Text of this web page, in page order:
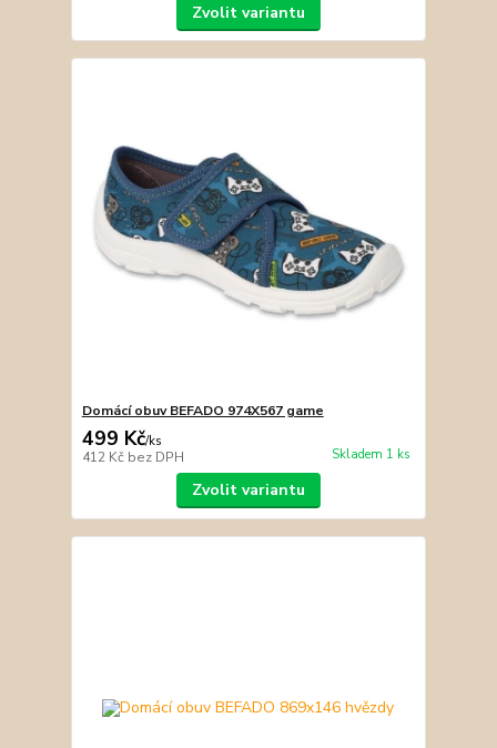
Zvolit variantu
Domácí obuv BEFADO 974X567 game
499 Kč/ks
412 Kč bez DPH Skladem 1 ks
Zvolit variantu